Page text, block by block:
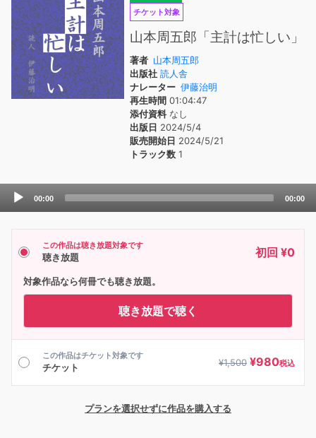
チケット対象
山本周五郎「主計は忙しい」
著者 山本周五郎
出版社 読人舎
ナレーター 伊藤治明
再生時間 01:04:47
添付資料なし
出版日 2024/5/4
販売開始日 2024/5/21
トラック数 1
Audio
00:00 00:00
この作品は聴き放題対象です
聴き放題 初回 ¥0
対象作品なら何冊でも聴き放題。
聴き放題で聴く
この作品はチケット対象です
チケット ¥1,500 ¥980税込
プランを選択せずに作品を購入する